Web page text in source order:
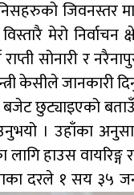
जिवनस्तर
मेरो
राप्ती सोनारी र
केसीले जानकारी
छुट्याइएको
। उहाँका
हाउस वायरिङ्ग
दरले १ सय ३५